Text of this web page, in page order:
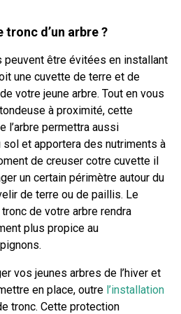
d’un arbre ?
être évitées en installant
une cuvette de terre et de
votre jeune arbre. Tout en vous
à proximité, cette
l’arbre permettra aussi
sol et apportera des nutriments à
de creuser cotre cuvette il
un certain périmètre autour du
de terre ou de paillis. Le
de votre arbre rendra
plus propice au
vos jeunes arbres de l’hiver et
en place, outre l’installation
tronc. Cette protection